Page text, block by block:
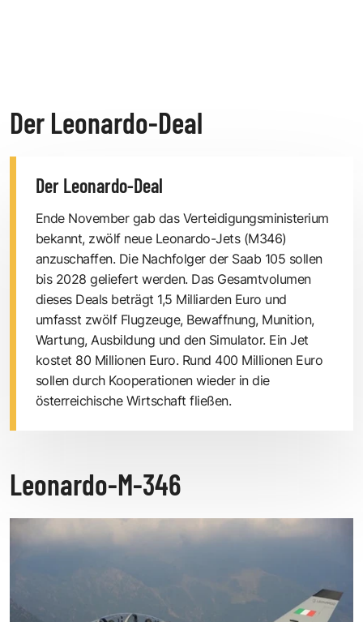
Der Leonardo-Deal
Der Leonardo-Deal
Ende November gab das Verteidigungsministerium
bekannt, zwölf neue Leonardo-Jets (M346)
anzuschaffen. Die Nachfolger der Saab 105 sollen
bis 2028 geliefert werden. Das Gesamtvolumen
dieses Deals beträgt 1,5 Milliarden Euro und
umfasst zwölf Flugzeuge, Bewaffnung, Munition,
Wartung, Ausbildung und den Simulator. Ein Jet
kostet 80 Millionen Euro. Rund 400 Millionen Euro
sollen durch Kooperationen wieder in die
österreichische Wirtschaft fließen.
Leonardo-M-346